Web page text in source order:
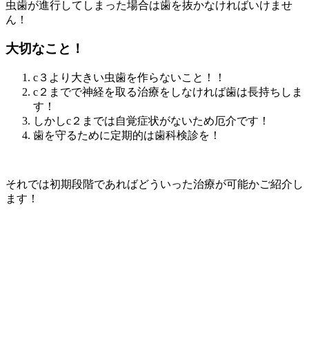
虫歯が進行してしまった場合は歯を抜かなければいけませ
ん！
大切なこと！
c３より大きい虫歯を作らないこと！！
c２までで神経を取る治療をしなければ歯は長持ちしま
す！
しかしc２までは自覚症状がないため厄介です！
歯を守るために定期的は歯科検診を！
それでは初期段階であればどういった治療が可能かご紹介し
ます！